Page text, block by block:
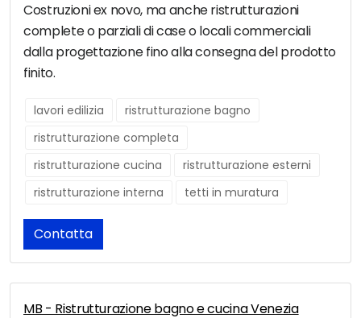
Costruzioni ex novo, ma anche ristrutturazioni
complete o parziali di case o locali commerciali
dalla progettazione fino alla consegna del prodotto
finito.
lavori edilizia
ristrutturazione bagno
ristrutturazione completa
ristrutturazione cucina
ristrutturazione esterni
ristrutturazione interna
tetti in muratura
Contatta
MB - Ristrutturazione bagno e cucina Venezia